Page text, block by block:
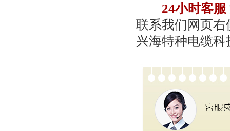
24小时客服
联系我们网页右
兴海特种电缆